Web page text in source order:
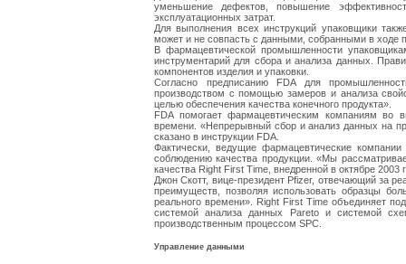
уменьшение дефектов, повышение
эксплуатационных затрат.
Для выполнения всех инструкций упаковщики
может и не совпасть с данными, собранными в ходе
В фармацевтической промышленности
инструментарий для сбора и анализа данных.
компонентов изделия и упаковки.
Согласно предписанию FDA для
производством с помощью замеров и анализа
целью обеспечения качества конечного продукта».
FDA помогает фармацевтическим компаниям во
времени. «Непрерывный сбор и анализ данных на
сказано в инструкции FDA.
Фактически, ведущие фармацевтические
соблюдению качества продукции. «Мы
качества Right First Time, внедренной в октябре
Джон Скотт, вице-президент Pfizer, отвечающий за
преимуществ, позволяя использовать образцы
реального времени». Right First Time объединяет
системой анализа данных Pareto и системой
производственным процессом SPC.
Управление данными